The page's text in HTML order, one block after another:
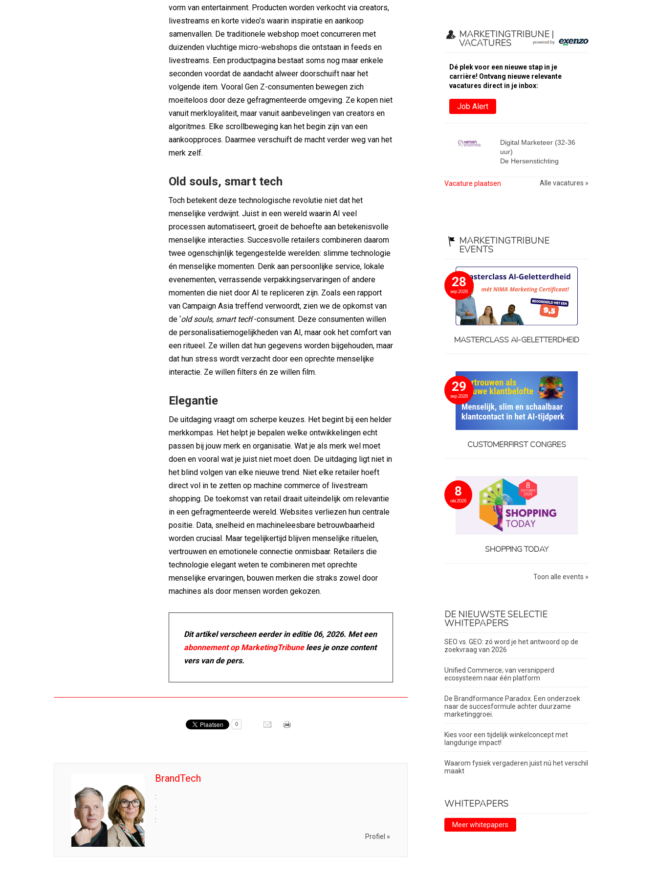
vorm van entertainment. Producten worden verkocht via creators,
livestreams en korte video’s waarin inspiratie en aankoop
samenvallen. De traditionele webshop moet concurreren met
duizenden vluchtige micro-webshops die ontstaan in feeds en
livestreams. Een productpagina bestaat soms nog maar enkele
seconden voordat de aandacht alweer doorschuift naar het
volgende item. Vooral Gen Z-consumenten bewegen zich
moeiteloos door deze gefragmenteerde omgeving. Ze kopen niet
vanuit merkloyaliteit, maar vanuit aanbevelingen van creators en
algoritmes. Elke scrollbeweging kan het begin zijn van een
aankoopproces. Daarmee verschuift de macht verder weg van het
merk zelf.
Old souls, smart tech
Toch betekent deze technologische revolutie niet dat het
menselijke verdwijnt. Juist in een wereld waarin AI veel
processen automatiseert, groeit de behoefte aan betekenisvolle
menselijke interacties. Succesvolle retailers combineren daarom
twee ogenschijnlijk tegengestelde werelden: slimme technologie
én menselijke momenten. Denk aan persoonlijke service, lokale
evenementen, verrassende verpakkingservaringen of andere
momenten die niet door AI te repliceren zijn. Zoals een rapport
van Campaign Asia treffend verwoordt, zien we de opkomst van
de ‘old souls, smart tech’-consument. Deze consumenten willen
de personalisatiemogelijkheden van AI, maar ook het comfort van
een ritueel. Ze willen dat hun gegevens worden bijgehouden, maar
dat hun stress wordt verzacht door een oprechte menselijke
interactie. Ze willen filters én ze willen film.
Elegantie
De uitdaging vraagt om scherpe keuzes. Het begint bij een helder
merkkompas. Het helpt je bepalen welke ontwikkelingen echt
passen bij jouw merk en organisatie. Wat je als merk wel moet
doen en vooral wat je juist niet moet doen. De uitdaging ligt niet in
het blind volgen van elke nieuwe trend. Niet elke retailer hoeft
direct vol in te zetten op machine commerce of livestream
shopping. De toekomst van retail draait uiteindelijk om relevantie
in een gefragmenteerde wereld. Websites verliezen hun centrale
positie. Data, snelheid en machineleesbare betrouwbaarheid
worden cruciaal. Maar tegelijkertijd blijven menselijke rituelen,
vertrouwen en emotionele connectie onmisbaar. Retailers die
technologie elegant weten te combineren met oprechte
menselijke ervaringen, bouwen merken die straks zowel door
machines als door mensen worden gekozen.
Dit artikel verscheen eerder in editie 06, 2026. Met een
abonnement op MarketingTribunelees je onze content
vers van de pers.
0
BrandTech
:
:
:
Profiel »
MARKETINGTRIBUNE |
VACATURES
Dé plek voor een nieuwe stap in je
carrière! Ontvang nieuwe relevante
vacatures direct in je inbox:
Job Alert
Digital Marketeer (32-36
uur)
De Hersenstichting
Vacature plaatsen Alle vacatures »
MARKETINGTRIBUNE
EVENTS
28
sep 2026
MASTERCLASS AI-GELETTERDHEID
29
sep 2026
CUSTOMERFIRST CONGRES
8
okt 2026
SHOPPING TODAY
Toon alle events »
DE NIEUWSTE SELECTIE
WHITEPAPERS
SEO vs. GEO: zó word je het antwoord op de
zoekvraag van 2026
Unified Commerce; van versnipperd
ecosysteem naar één platform
De Brandformance Paradox. Een onderzoek
naar de succesformule achter duurzame
marketinggroei.
Kies voor een tijdelijk winkelconcept met
langdurige impact!
Waarom fysiek vergaderen juist nú het verschil
maakt
WHITEPAPERS
Meer whitepapers